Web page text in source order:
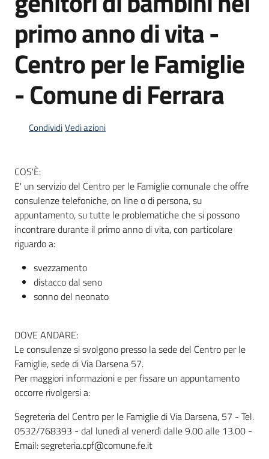
le
famiglie
Informazioni
Newsletter
primo anno di vita -
Centro per le Famiglie
- Comune di Ferrara
CondividiVedi azioni
COS'È:
E' un servizio del Centro per le Famiglie comunale che offre
consulenze telefoniche, on line o di persona, su
appuntamento, su tutte le problematiche che si possono
incontrare durante il primo anno di vita, con particolare
riguardo a:
svezzamento
distacco dal seno
sonno del neonato
DOVE ANDARE:
Le consulenze si svolgono presso la sede del Centro per le
Famiglie, sede di Via Darsena 57.
Per maggiori informazioni e per fissare un appuntamento
occorre rivolgersi a:
Segreteria del Centro per le Famiglie di Via Darsena, 57 - Tel.
0532/768393 - dal lunedì al venerdì dalle 9.00 alle 13.00 -
Email: segreteria.cpf@comune.fe.it